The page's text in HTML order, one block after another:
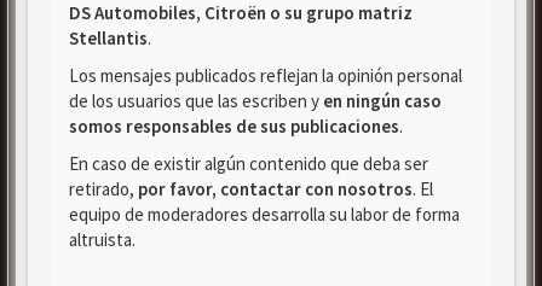
DS Automobiles, Citroën o su grupo matriz
Stellantis.
Los mensajes publicados reflejan la opinión personal
de los usuarios que las escriben y en ningún caso
somos responsables de sus publicaciones.
En caso de existir algún contenido que deba ser
retirado, por favor, contactar con nosotros. El
equipo de moderadores desarrolla su labor de forma
altruista.